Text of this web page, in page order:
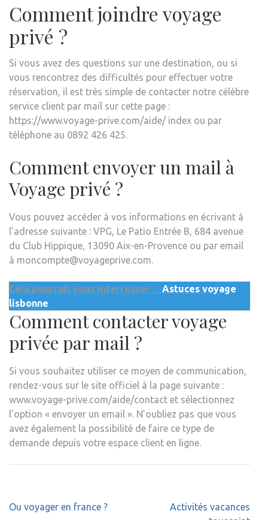
Comment joindre voyage
privé ?
Si vous avez des questions sur une destination, ou si
vous rencontrez des difficultés pour effectuer votre
réservation, il est très simple de contacter notre célèbre
service client par mail sur cette page :
https://www.voyage-prive.com/aide/ index ou par
téléphone au 0892 426 425.
Comment envoyer un mail à
Voyage privé ?
Vous pouvez accéder à vos informations en écrivant à
l’adresse suivante : VPG, Le Patio Entrée B, 684 avenue
du Club Hippique, 13090 Aix-en-Provence ou par email
à moncompte@voyageprive.com.
Cela pourrait vous interrésser :
Astuces voyage
lisbonne
Comment contacter voyage
privée par mail ?
Si vous souhaitez utiliser ce moyen de communication,
rendez-vous sur le site officiel à la page suivante :
www.voyage-prive.com/aide/contact et sélectionnez
l’option « envoyer un email ». N’oubliez pas que vous
avez également la possibilité de faire ce type de
demande depuis votre espace client en ligne.
Navigation
Ou voyager en france ?
Activités vacances